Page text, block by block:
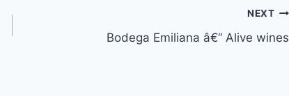
NEXT
Bodega Emiliana â€“ Alive wines